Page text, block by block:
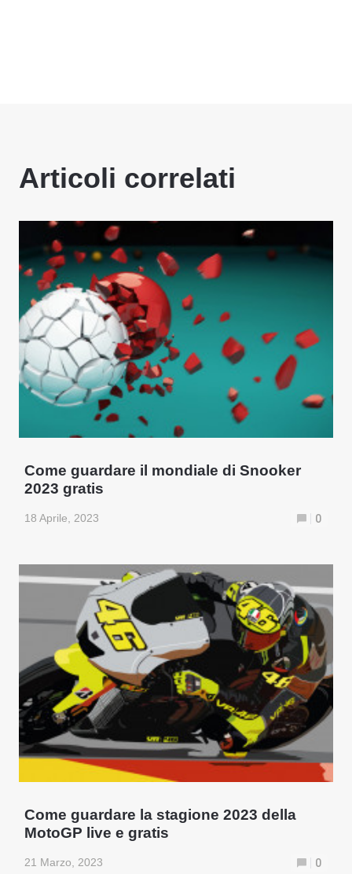
Articoli correlati
Come guardare il mondiale di Snooker
2023 gratis
18 Aprile, 2023 0
Come guardare la stagione 2023 della
MotoGP live e gratis
21 Marzo, 2023 0